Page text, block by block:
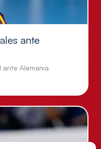
ante
Alemania